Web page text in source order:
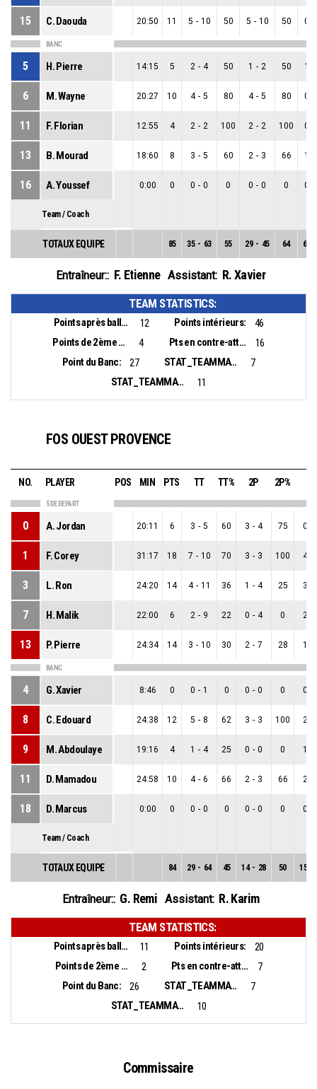
15 C. Daouda 20:50 11 5 - 10 50 5 - 10 50 0
BANC
5 H. Pierre 14:15 5 2 - 4 50 1 - 2 50 1
6 M. Wayne 20:27 10 4 - 5 80 4 - 5 80 0
11 F. Florian 12:55 4 2 - 2 100 2 - 2 100 0
13 B. Mourad 18:60 8 3 - 5 60 2 - 3 66 1
16 A. Youssef 0:00 0 0 - 0 0 0 - 0 0 0
Team / Coach
TOTAUX EQUIPE 85 35 - 63 55 29 - 45 64 6
Entraîneur:: F. Etienne Assistant: R. Xavier
TEAM STATISTICS:
Points après balles perdues: 12 Points intérieurs:
46
Points de 2ème chance:
4 Pts en contre-attaque:
16
Point du Banc:
27 STAT_TEAMMATCH_BASKETBALL_sBiggestLead_NAME:
7
STAT_TEAMMATCH_BASKETBALL_sBiggestScoringRun_NAME:
11
FOS OUEST PROVENCE
NO. PLAYER POS MIN PTS TT TT% 2P 2P%
5 DE DEPART
0 A. Jordan 20:11 6 3 - 5 60 3 - 4 75 0
1 F. Corey 31:17 18 7 - 10 70 3 - 3 100 4
3 L. Ron 24:20 14 4 - 11 36 1 - 4 25 3
7 H. Malik 22:00 6 2 - 9 22 0 - 4 0 2
13 P. Pierre 24:34 14 3 - 10 30 2 - 7 28 1
BANC
4 G. Xavier 8:46 0 0 - 1 0 0 - 0 0 0
8 C. Edouard 24:38 12 5 - 8 62 3 - 3 100 2
9 M. Abdoulaye 19:16 4 1 - 4 25 0 - 0 0 1
11 D. Mamadou 24:58 10 4 - 6 66 2 - 3 66 2
18 D. Marcus 0:00 0 0 - 0 0 0 - 0 0 0
Team / Coach
TOTAUX EQUIPE 84 29 - 64 45 14 - 28 50 15
Entraîneur:: G. Remi Assistant: R. Karim
TEAM STATISTICS:
Points après balles perdues: 11 Points intérieurs:
20
Points de 2ème chance:
2 Pts en contre-attaque:
7
Point du Banc:
26 STAT_TEAMMATCH_BASKETBALL_sBiggestLead_NAME:
7
STAT_TEAMMATCH_BASKETBALL_sBiggestScoringRun_NAME:
10
Commissaire